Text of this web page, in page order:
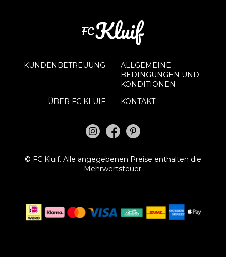
KUNDENBETREUUNG
ALLGEMEINE
BEDINGUNGEN UND
KONDITIONEN
ÜBER FC KLUIF
KONTAKT
© FC Kluif. Alle angegebenen Preise enthalten die
Mehrwertsteuer.